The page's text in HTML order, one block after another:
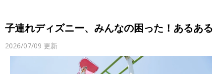
子連れディズニー、みんなの困った！あるある
2026/07/09 更新